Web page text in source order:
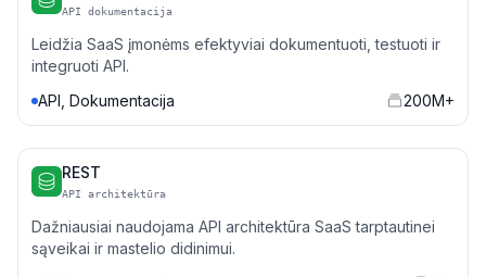
API dokumentacija
Leidžia SaaS įmonėms efektyviai dokumentuoti, testuoti ir
integruoti API.
API, Dokumentacija
200M+
REST
API architektūra
Dažniausiai naudojama API architektūra SaaS tarptautinei
sąveikai ir mastelio didinimui.